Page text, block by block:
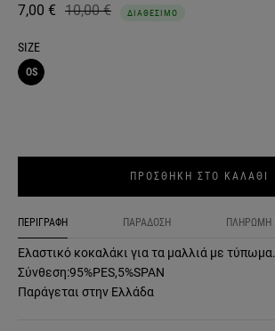
7,00 € 10,00 € ΔΙΑΘΕΣΙΜΟ
SIZE
OS
ΠΡΟΣΘΗΚΗ ΣΤΟ ΚΑΛΑΘΙ
ΠΕΡΙΓΡΑΦΗ ΠΑΡΑΔΟΣΗ ΠΛΗΡΩΜΗ
Ελαστικό κοκαλάκι για τα μαλλιά με τύπωμα.
Σύνθεση:95%PES,5%SPAN
Παράγεται στην Ελλάδα